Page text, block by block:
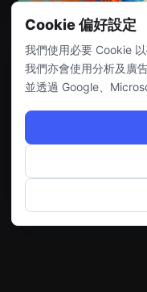
Cookie 偏好設定
我們使用必要 Cookie
我們亦會使用分析及廣
並透過 Google、